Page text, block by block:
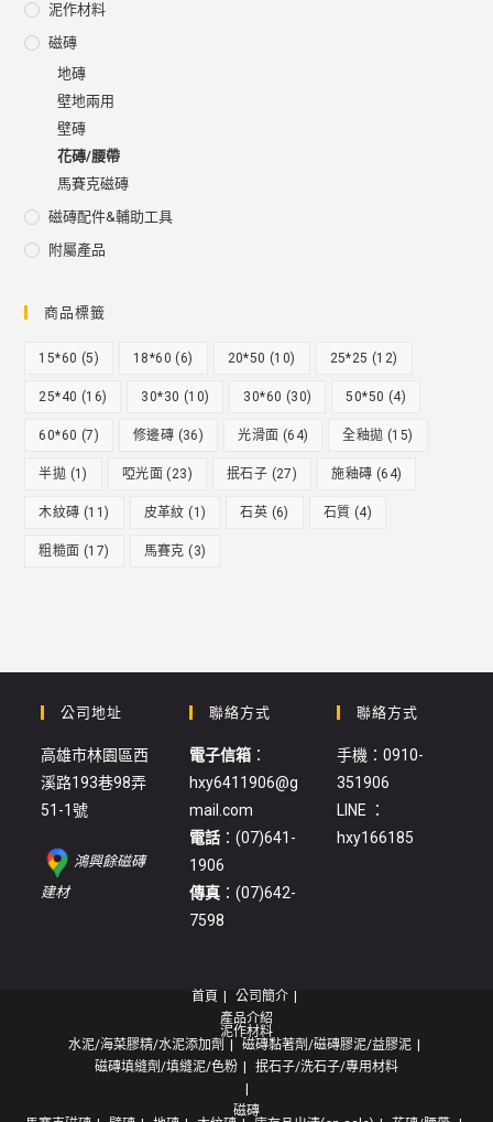
泥作材料
磁磚
地磚
壁地兩用
壁磚
花磚/腰帶
馬賽克磁磚
磁磚配件&輔助工具
附屬產品
商品標籤
15*60 (5) 18*60 (6) 20*50 (10) 25*25 (12)
25*40 (16) 30*30 (10) 30*60 (30) 50*50 (4)
60*60 (7) 修邊磚 (36) 光滑面 (64) 全釉拋 (15)
半拋 (1) 啞光面 (23) 抿石子 (27) 施釉磚 (64)
木紋磚 (11) 皮革紋 (1) 石英 (6) 石質 (4)
粗糙面 (17) 馬賽克 (3)
公司地址
高雄市林園區西
溪路193巷98弄
51-1號
鴻興餘磁磚
建材:
聯絡方式
電子信箱：
hxy6411906@g
mail.com
電話：(07)641-
1906
傳真：(07)642-
7598
聯絡方式
手機：0910-
351906
LINE ：
hxy166185
首頁
公司簡介
產品介紹
泥作材料
水泥/海菜膠精/水泥添加劑
磁磚黏著劑/磁磚膠泥/益膠泥
磁磚填縫劑/填縫泥/色粉
抿石子/洗石子/專用材料
磁磚